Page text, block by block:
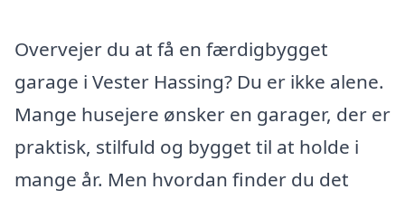
Overvejer du at få en færdigbygget
garage i Vester Hassing? Du er ikke alene.
Mange husejere ønsker en garager, der er
praktisk, stilfuld og bygget til at holde i
mange år. Men hvordan finder du det